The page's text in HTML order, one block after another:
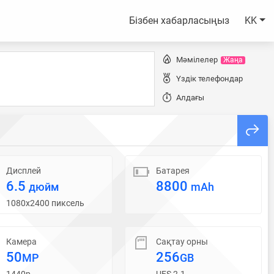
Бізбен хабарласыңыз KK
Мәмілелер Жаңа
Үздік телефондар
Алдағы
Дисплей
6.5дюйм
1080x2400 пиксель
Батарея
8800 mAh
Камера
50MP
Сақтау орны
256GB